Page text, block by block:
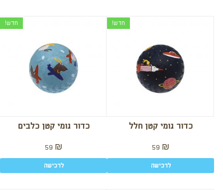
חדש!
כדור גומי קטן כלבים
59 ₪
לרכישה
חדש!
כדור גומי קטן חלל
59 ₪
לרכישה